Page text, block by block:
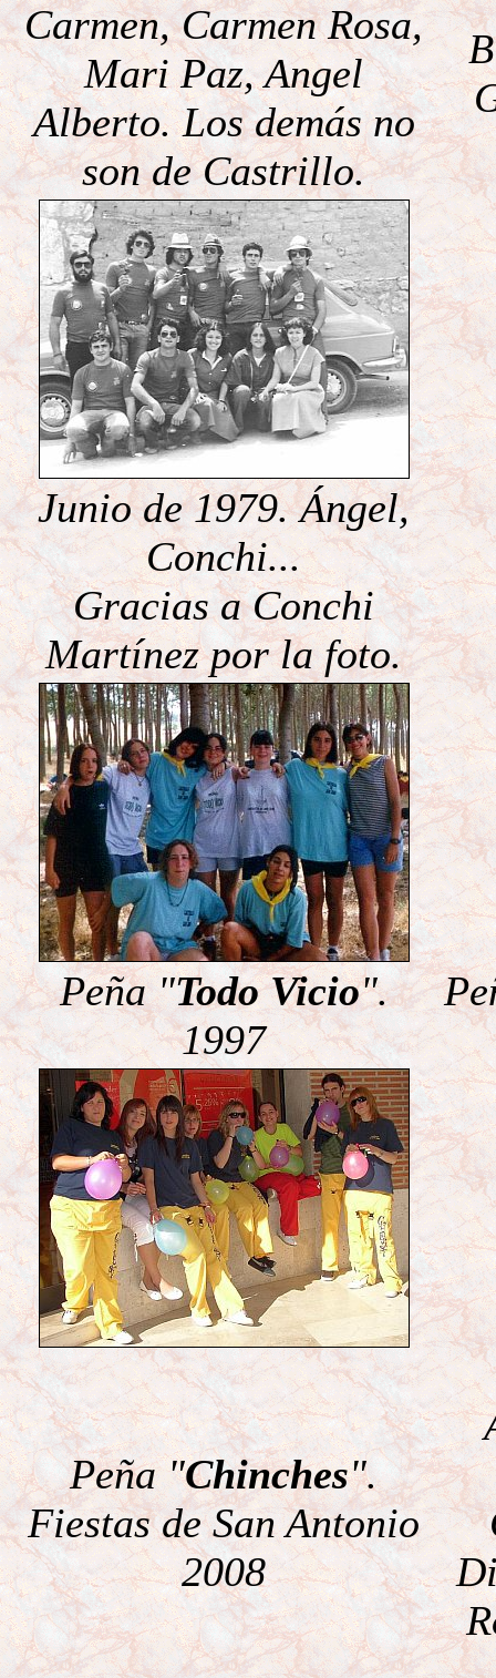
Carmen, Carmen Rosa,
Mari Paz, Angel
Alberto. Los demás no
son de Castrillo.
Junio de 1979. Ángel,
Conchi...
Gracias a Conchi
Martínez por la foto.
Peña "Todo Vicio".
1997
Peña "Chinches".
Fiestas de San Antonio
2008